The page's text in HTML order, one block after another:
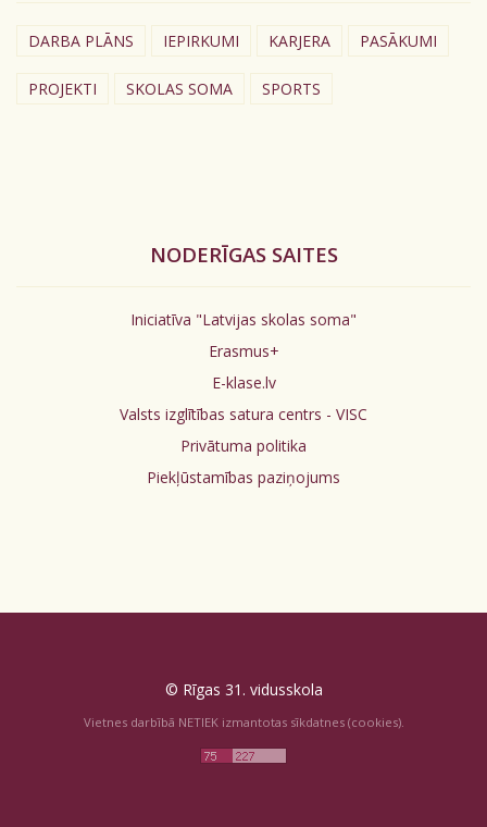
DARBA PLĀNS IEPIRKUMI KARJERA PASĀKUMI
PROJEKTI SKOLAS SOMA SPORTS
NODERĪGAS SAITES
Iniciatīva "Latvijas skolas soma"
Erasmus+
E-klase.lv
Valsts izglītības satura centrs - VISC
Privātuma politika
Piekļūstamības paziņojums
© Rīgas 31. vidusskola
Vietnes darbībā NETIEK izmantotas sīkdatnes (cookies).